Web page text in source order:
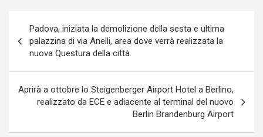
articoli
Padova, iniziata la demolizione della sesta e ultima
palazzina di via Anelli, area dove verrà realizzata la
nuova Questura della città
Aprirà a ottobre lo Steigenberger Airport Hotel a Berlino,
realizzato da ECE e adiacente al terminal del nuovo
Berlin Brandenburg Airport